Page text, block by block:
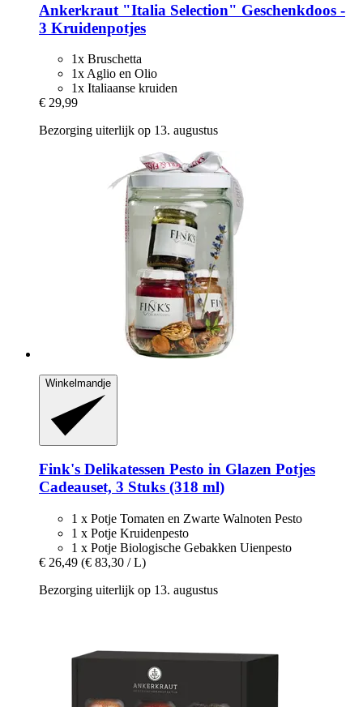
Ankerkraut "Italia Selection" Geschenkdoos -​
3 Kruidenpotjes
1x Bruschetta
1x Aglio en Olio
1x Italiaanse kruiden
€ 29,99
Bezorging uiterlijk op 13. augustus
Winkelmandje
Fink's Delikatessen Pesto in Glazen Potjes
Cadeauset, 3 Stuks (318 ml)
1 x Potje Tomaten en Zwarte Walnoten Pesto
1 x Potje Kruidenpesto
1 x Potje Biologische Gebakken Uienpesto
€ 26,49 (€ 83,30 / L)
Bezorging uiterlijk op 13. augustus